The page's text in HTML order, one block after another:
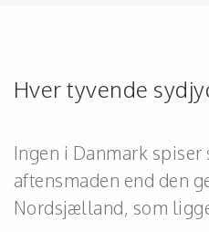
Hver tyvende
Ingen i Danmark
aftensmaden end den
Nordsjælland, som